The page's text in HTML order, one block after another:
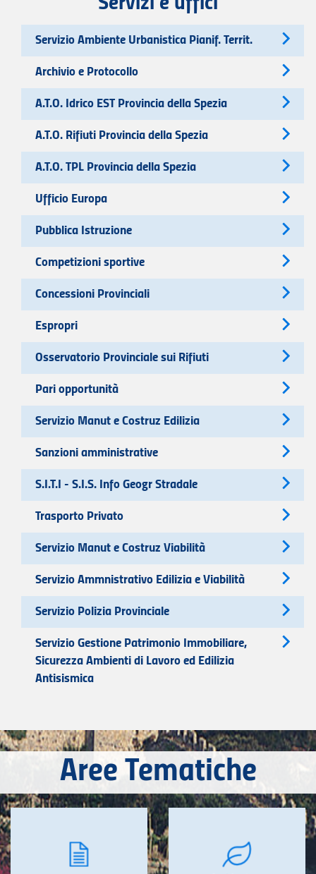
Servizio Ambiente Urbanistica Pianif. Territ.
Archivio e Protocollo
A.T.O. Idrico EST Provincia della Spezia
A.T.O. Rifiuti Provincia della Spezia
A.T.O. TPL Provincia della Spezia
Ufficio Europa
Pubblica Istruzione
Competizioni sportive
Concessioni Provinciali
Espropri
Osservatorio Provinciale sui Rifiuti
Pari opportunità
Servizio Manut e Costruz Edilizia
Sanzioni amministrative
S.I.T.I - S.I.S. Info Geogr Stradale
Trasporto Privato
Servizio Manut e Costruz Viabilità
Servizio Ammnistrativo Edilizia e Viabilità
Servizio Polizia Provinciale
Servizio Gestione Patrimonio Immobiliare,
Sicurezza Ambienti di Lavoro ed Edilizia
Antisismica
Aree Tematiche